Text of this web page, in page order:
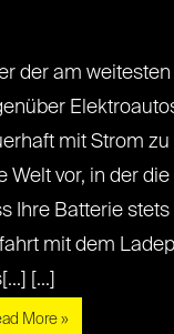
der am
mit Strom
Welt vor, in der
Ihre Batterie
mit dem
[...]
More »